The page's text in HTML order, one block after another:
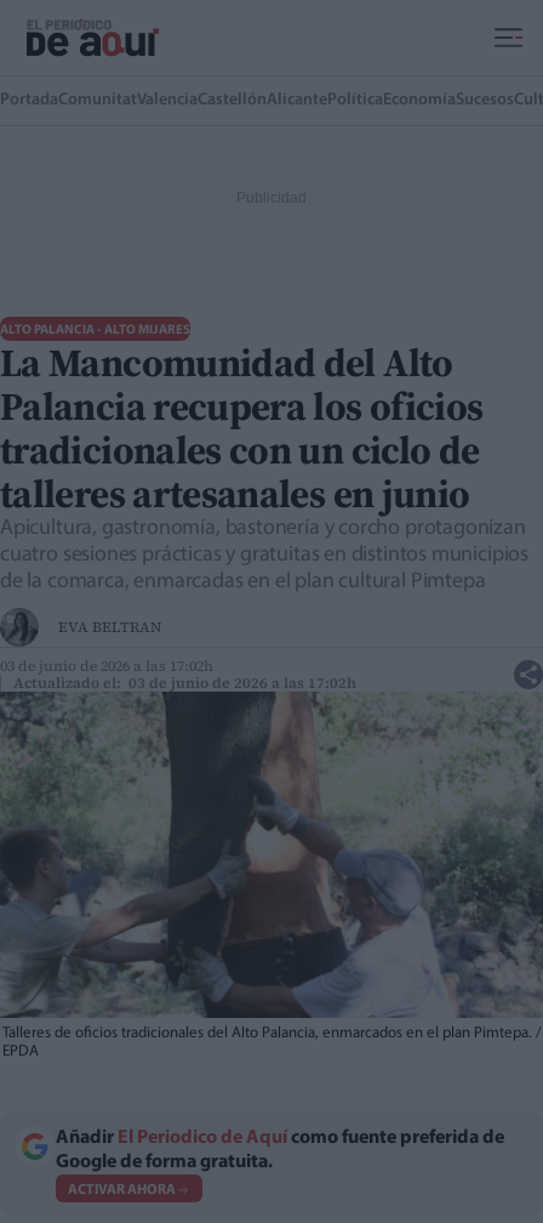
PortadaComunitatValenciaCastellónAlicante Política EconomíaSucesos
ALTO PALANCIA - ALTO MIJARES
La Mancomunidad del Alto
Palancia recupera los oficios
tradicionales con un ciclo de
talleres artesanales en junio
Apicultura, gastronomía, bastonería y corcho protagonizan
cuatro sesiones prácticas y gratuitas en distintos municipios
de la comarca, enmarcadas en el plan cultural Pimtepa
EVA BELTRAN
03 de junio de 2026 a las 17:02h
Actualizado el: 03 de junio de 2026 a las 17:02h
Talleres de oficios tradicionales del Alto Palancia, enmarcados en el plan Pimtepa. /
EPDA
Añadir El Periodico de Aquí como fuente preferida de
Google de forma gratuita.
ACTIVAR AHORA